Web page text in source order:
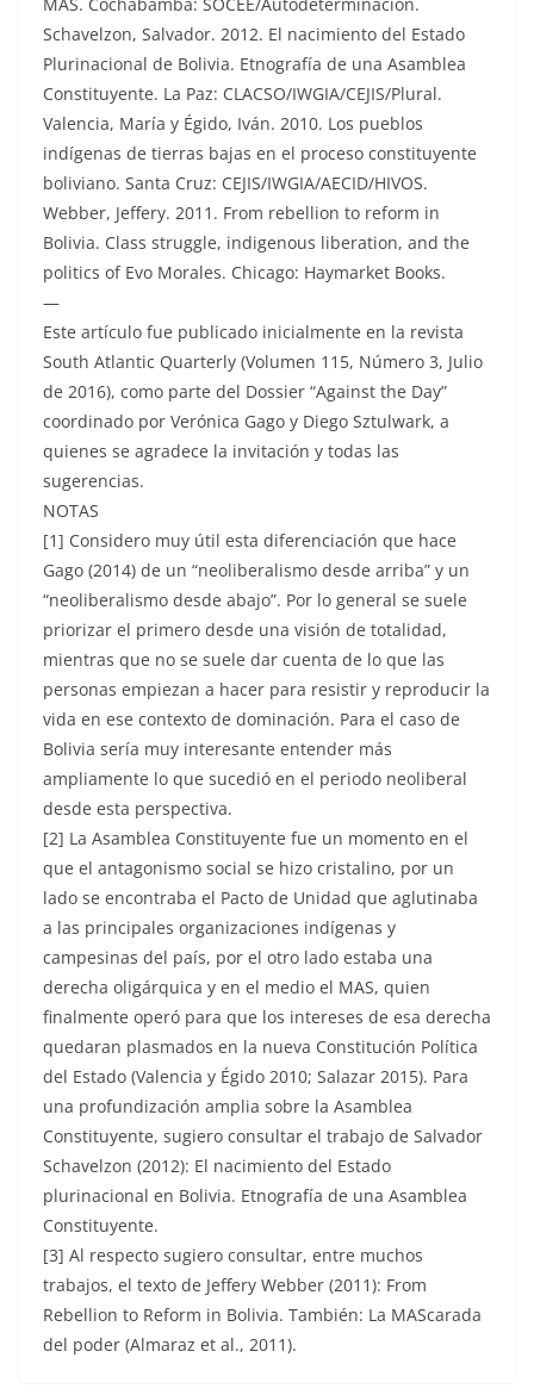
Schavelzon, Salvador. 2012. El nacimiento del Estado
Plurinacional de Bolivia. Etnografía de una Asamblea
Constituyente. La Paz: CLACSO/IWGIA/CEJIS/Plural.
Valencia, María y Égido, Iván. 2010. Los pueblos
indígenas de tierras bajas en el proceso constituyente
boliviano. Santa Cruz: CEJIS/IWGIA/AECID/HIVOS.
Webber, Jeffery. 2011. From rebellion to reform in
Bolivia. Class struggle, indigenous liberation, and the
politics of Evo Morales. Chicago: Haymarket Books.
—
Este artículo fue publicado inicialmente en la revista
South Atlantic Quarterly (Volumen 115, Número 3, Julio
de 2016), como parte del Dossier “Against the Day”
coordinado por Verónica Gago y Diego Sztulwark, a
quienes se agradece la invitación y todas las
sugerencias.
NOTAS
[1] Considero muy útil esta diferenciación que hace
Gago (2014) de un “neoliberalismo desde arriba” y un
“neoliberalismo desde abajo”. Por lo general se suele
priorizar el primero desde una visión de totalidad,
mientras que no se suele dar cuenta de lo que las
personas empiezan a hacer para resistir y reproducir la
vida en ese contexto de dominación. Para el caso de
Bolivia sería muy interesante entender más
ampliamente lo que sucedió en el periodo neoliberal
desde esta perspectiva.
[2] La Asamblea Constituyente fue un momento en el
que el antagonismo social se hizo cristalino, por un
lado se encontraba el Pacto de Unidad que aglutinaba
a las principales organizaciones indígenas y
campesinas del país, por el otro lado estaba una
derecha oligárquica y en el medio el MAS, quien
finalmente operó para que los intereses de esa derecha
quedaran plasmados en la nueva Constitución Política
del Estado (Valencia y Égido 2010; Salazar 2015). Para
una profundización amplia sobre la Asamblea
Constituyente, sugiero consultar el trabajo de Salvador
Schavelzon (2012): El nacimiento del Estado
plurinacional en Bolivia. Etnografía de una Asamblea
Constituyente.
[3] Al respecto sugiero consultar, entre muchos
trabajos, el texto de Jeffery Webber (2011): From
Rebellion to Reform in Bolivia. También: La MAScarada
del poder (Almaraz et al., 2011).